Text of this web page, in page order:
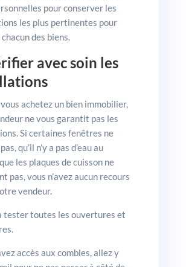
pour conserver les
les plus pertinentes pour
des biens.
avec soin les
achetez un bien immobilier,
ne vous garantit pas les
Si certaines fenêtres ne
qu’il n’y a pas d’eau au
les plaques de cuisson ne
pas, vous n’avez aucun recours
vendeur.
tester toutes les ouvertures et
accès aux combles, allez y